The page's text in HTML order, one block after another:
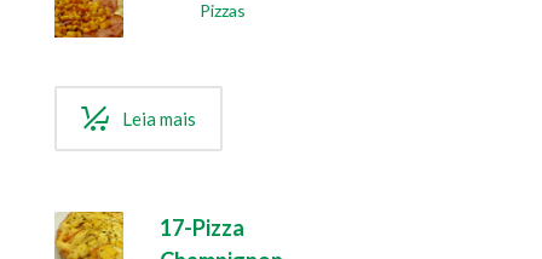
Pizzas
Leia mais
17-Pizza